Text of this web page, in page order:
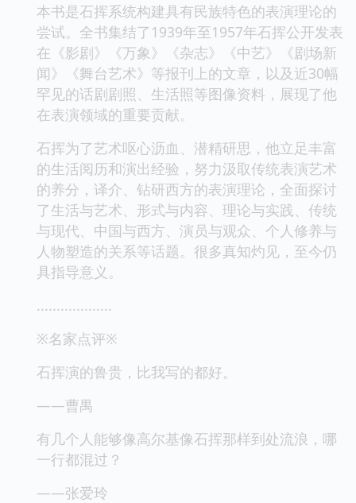
本书是石挥系统构建具有民族特色的表演理论的
尝试。全书集结了1939年至1957年石挥公开发表
在《影剧》《万象》《杂志》《中艺》《剧场新
闻》《舞台艺术》等报刊上的文章，以及近30幅
罕见的话剧剧照、生活照等图像资料，展现了他
在表演领域的重要贡献。
石挥为了艺术呕心沥血、潜精研思，他立足丰富
的生活阅历和演出经验，努力汲取传统表演艺术
的养分，译介、钻研西方的表演理论，全面探讨
了生活与艺术、形式与内容、理论与实践、传统
与现代、中国与西方、演员与观众、个人修养与
人物塑造的关系等话题。很多真知灼见，至今仍
具指导意义。
...................
※名家点评※
石挥演的鲁贵，比我写的都好。
——曹禺
有几个人能够像高尔基像石挥那样到处流浪，哪
一行都混过？
——张爱玲